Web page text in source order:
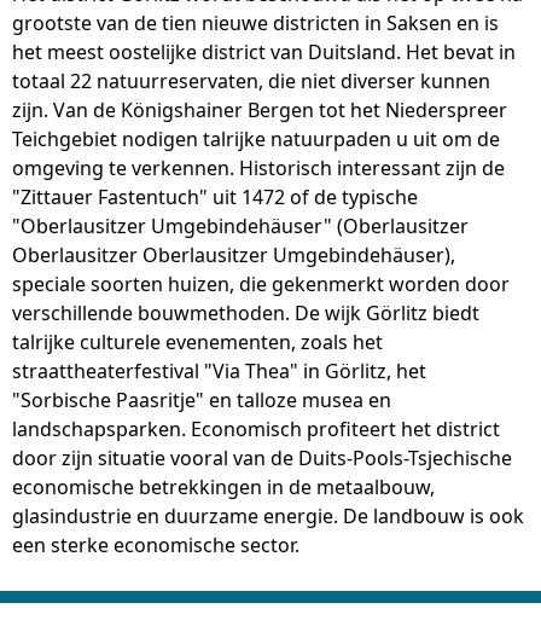
grootste van de tien nieuwe districten in Saksen en is
het meest oostelijke district van Duitsland. Het bevat in
totaal 22 natuurreservaten, die niet diverser kunnen
zijn. Van de Königshainer Bergen tot het Niederspreer
Teichgebiet nodigen talrijke natuurpaden u uit om de
omgeving te verkennen. Historisch interessant zijn de
"Zittauer Fastentuch" uit 1472 of de typische
"Oberlausitzer Umgebindehäuser" (Oberlausitzer
Oberlausitzer Oberlausitzer Umgebindehäuser),
speciale soorten huizen, die gekenmerkt worden door
verschillende bouwmethoden. De wijk Görlitz biedt
talrijke culturele evenementen, zoals het
straattheaterfestival "Via Thea" in Görlitz, het
"Sorbische Paasritje" en talloze musea en
landschapsparken. Economisch profiteert het district
door zijn situatie vooral van de Duits-Pools-Tsjechische
economische betrekkingen in de metaalbouw,
glasindustrie en duurzame energie. De landbouw is ook
een sterke economische sector.